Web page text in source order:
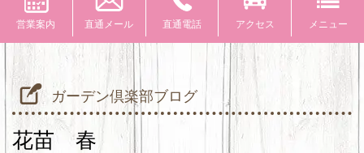
営業案内 直通メール 直通電話 アクセス メニュー
ガーデン倶楽部ブログ
花苗 春